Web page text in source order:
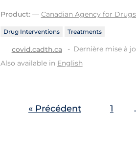
Product:— Canadian Agency for
Drug Interventions Treatments
covid.cadth.ca
Dernière mise à
Also available in English
« Précédent 1